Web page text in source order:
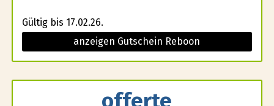
Gültig bis 17.02.26.
anzeigen Gutschein Reboon
offerte